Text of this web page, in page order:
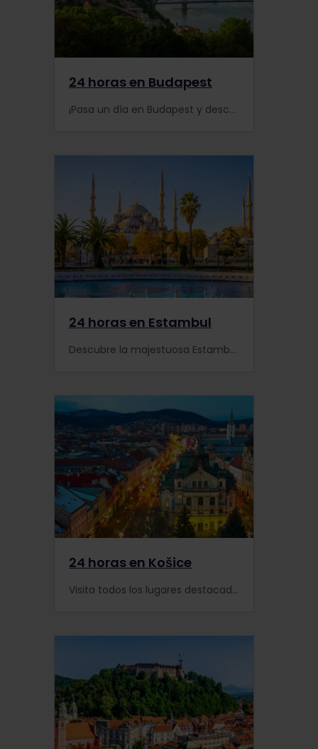
24 horas en Budapest
¡Pasa un día en Budapest y descubre lo mejor de la arquitectura, la cultura y la vida nocturna de la ciudad!
24 horas en Estambul
Descubre la majestuosa Estambul con Interrail y deléitate con la rica historia de la ciudad y su inigualable historia.
24 horas en Košice
Visita todos los lugares destacados de Košice en solo 24 horas. ¡Seguro que te enamorarás de la segunda ciudad más grande de Eslovaquia!